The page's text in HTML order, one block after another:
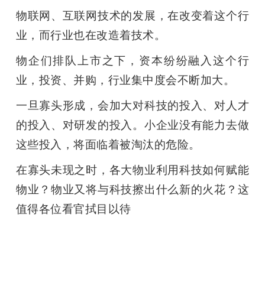
物联网、互联网技术的发展，在改变着这个行
业，而行业也在改造着技术。
物企们排队上市之下，资本纷纷融入这个行
业，投资、并购，行业集中度会不断加大。
一旦寡头形成，会加大对科技的投入、对人才
的投入、对研发的投入。小企业没有能力去做
这些投入，将面临着被淘汰的危险。
在寡头未现之时，各大物业利用科技如何赋能
物业？物业又将与科技擦出什么新的火花？这
值得各位看官拭目以待